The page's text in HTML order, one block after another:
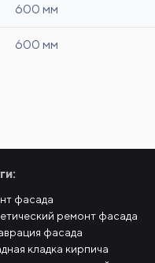
600 мм
600 мм
фасада
ремонт фасада
фасада
кладка кирпича